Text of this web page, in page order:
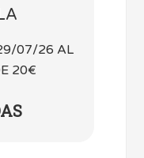
07/26 AL
20€